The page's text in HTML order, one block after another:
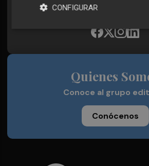
Plaza Podcast, desde
Quienes
Conoce al grupo
Conócenos
CONFIGURAR